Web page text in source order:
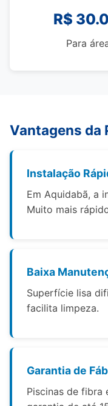
R$
Para
Vantagens da
Instalação
Em Aquidabã, a
Muito mais
Baixa
Superfície lisa
facilita limpeza.
Garantia de
Piscinas de fibra